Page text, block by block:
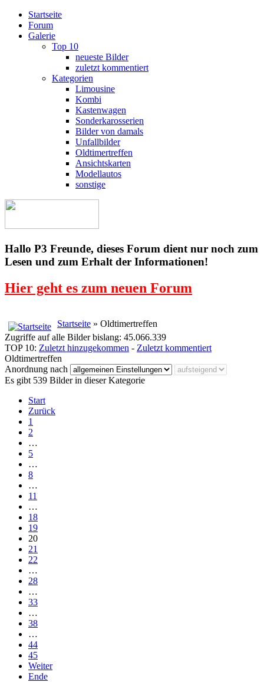
Startseite
Forum
Galerie
Top 10
neueste Bilder
zuletzt kommentiert
Kategorien
Limousine
Kombi
Kastenwagen
Sonderkarosserien
Bilder von damals
Unfallbilder
Oldtimertreffen
Ansichtskarten
Modellautos
sonstige
Hallo P3 Freunde, dieses Forum dient nur noch zum
Lesen und zum Erhalt der Informationen!
Hier geht es zum neuen Forum
Startseite » Oldtimertreffen
Zugriffe auf alle Bilder bislang: 45.066.339
TOP 10: Zuletzt hinzugekommen - Zuletzt kommentiert
Oldtimertreffen
Anordnung nach
Es gibt 539 Bilder in dieser Kategorie
Start
Zurück
1
2
…
5
…
8
…
11
…
18
19
20
21
22
…
28
…
33
…
38
…
44
45
Weiter
Ende